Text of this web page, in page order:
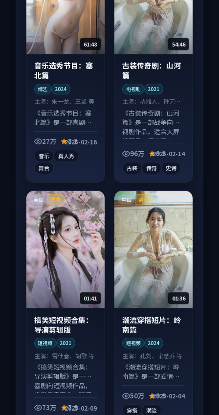
61:48
音乐选秀节目：塞
北篇
综艺 2024
主演： 朱一龙、王凯 等
《音乐选秀节目：塞
北篇》是一部喜剧向
端观看，细节更丰
27万 7.2
2025-02-16
音乐
真人秀
舞台
54:46
古装传奇剧：山河
篇
电视剧 2021
主演：堺雅人、孙艺珍
等
《古装传奇剧：山河
篇》是一部战争向电
视剧作品，适合大屏
端观看，细节更丰
富。96万 9.2
2025-02-14
古装 传奇 史诗
英国 院线
01:41
搞笑短视频合集：
导演剪辑版
短视频 2021
主演： 雷佳音、胡歌 等
《搞笑短视频合集：
导演剪辑版》是一部
喜剧向短视频作品，
类型元素齐全，观感
爽快不拖沓。
73万 7.9
2025-02-09
中国 高分
01:36
潮流穿搭短片：岭
南篇
短视频 2024
主演：孔刘、宋慧乔 等
《潮流穿搭短片：岭
南篇》是一部爱情向
屏端观看，细节更丰
50万 9.9
2025-02-04
穿搭
潮流